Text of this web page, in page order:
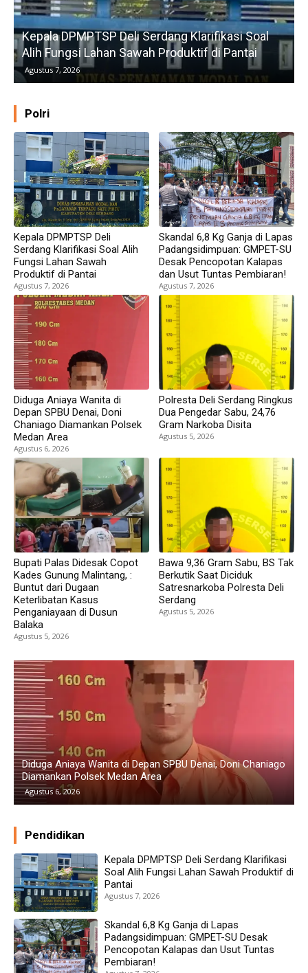
Kepala DPMPTSP Deli Serdang Klarifikasi Soal
Alih Fungsi Lahan Sawah Produktif di Pantai
Agustus 7, 2026
Polri
Kepala DPMPTSP Deli
Serdang Klarifikasi Soal Alih
Fungsi Lahan Sawah
Produktif di Pantai
Agustus 7, 2026
Skandal 6,8 Kg Ganja di Lapas
Padangsidimpuan: GMPET-SU
Desak Pencopotan Kalapas
dan Usut Tuntas Pembiaran!
Agustus 7, 2026
Diduga Aniaya Wanita di
Depan SPBU Denai, Doni
Chaniago Diamankan Polsek
Medan Area
Agustus 6, 2026
Polresta Deli Serdang Ringkus
Dua Pengedar Sabu, 24,76
Gram Narkoba Disita
Agustus 5, 2026
Bupati Palas Didesak Copot
Kades Gunung Malintang, :
Buntut dari Dugaan
Keterlibatan Kasus
Penganiayaan di Dusun
Balaka
Agustus 5, 2026
Bawa 9,36 Gram Sabu, BS Tak
Berkutik Saat Diciduk
Satresnarkoba Polresta Deli
Serdang
Agustus 5, 2026
Polresta Deli Serdang Ringkus Dua Pengedar Sabu, 24,76
Gram Narkoba Disita
Agustus 5, 2026
Pendidikan
Kepala DPMPTSP Deli Serdang Klarifikasi
Soal Alih Fungsi Lahan Sawah Produktif di
Pantai
Agustus 7, 2026
Skandal 6,8 Kg Ganja di Lapas
Padangsidimpuan: GMPET-SU Desak
Pencopotan Kalapas dan Usut Tuntas
Pembiaran!